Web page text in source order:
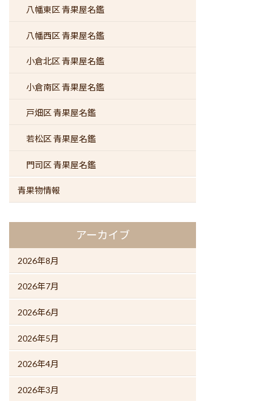
八幡東区 青果屋名鑑
八幡西区 青果屋名鑑
小倉北区 青果屋名鑑
小倉南区 青果屋名鑑
戸畑区 青果屋名鑑
若松区 青果屋名鑑
門司区 青果屋名鑑
青果物情報
アーカイブ
2026年8月
2026年7月
2026年6月
2026年5月
2026年4月
2026年3月